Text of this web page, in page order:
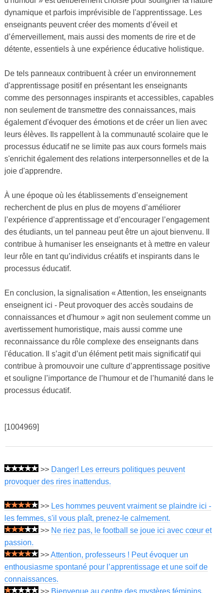
dynamique et parfois imprévisible de l'apprentissage. Les
enseignants peuvent créer des moments d’éveil et
d’émerveillement, mais aussi des moments de rire et de
détente, essentiels à une expérience éducative holistique.
De tels panneaux contribuent à créer un environnement
d'apprentissage positif en présentant les enseignants
comme des personnages inspirants et accessibles, capables
non seulement de transmettre des connaissances, mais
également d'évoquer des émotions et de créer un lien avec
leurs élèves. Ils rappellent à la communauté scolaire que le
processus éducatif ne se limite pas aux cours formels mais
s'enrichit également des relations interpersonnelles et de la
joie d'apprendre.
À une époque où les établissements d’enseignement
recherchent de plus en plus de moyens d’améliorer
l’expérience d’apprentissage et d’encourager l’engagement
des étudiants, un tel panneau peut être un ajout bienvenu. Il
contribue à humaniser les enseignants et à mettre en valeur
leur rôle en tant qu’individus créatifs et inspirants dans le
processus éducatif.
En conclusion, la signalisation « Attention, les enseignants
enseignent ici - Peut provoquer des accès soudains de
connaissances et d'humour » agit non seulement comme un
avertissement humoristique, mais aussi comme une
reconnaissance du rôle complexe des enseignants dans
l'éducation. Il s’agit d’un élément petit mais significatif qui
contribue à promouvoir une culture d’apprentissage positive
et souligne l’importance de l’humour et de l’humanité dans le
processus éducatif.
[1004969]
>> Danger! Les erreurs politiques peuvent
provoquer des rires inattendus.
>> Les hommes peuvent vraiment se plaindre ici -
les femmes, s'il vous plaît, prenez-le calmement.
>> Ne riez pas, le football se joue ici avec cœur et
passion.
>>Attention, professeurs ! Peut évoquer un
enthousiasme spontané pour l’apprentissage et une soif de
connaissances.
>> Bienvenue au centre des mystères féminins.